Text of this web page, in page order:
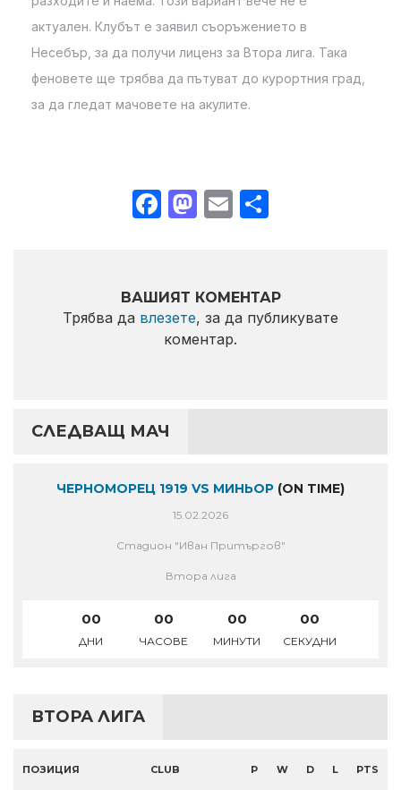
актуален. Клубът е заявил съоръжението в
Несебър, за да получи лиценз за Втора лига. Така
феновете ще трябва да пътуват до курортния град,
за да гледат мачовете на акулите.
Facebook
Mastodon
Email
ВАШИЯТ КОМЕНТАР
Трябва да влезете, за да публикувате
коментар.
СЛЕДВАЩ МАЧ
ЧЕРНОМОРЕЦ 1919 VS МИНЬОР (ON TIME)
15.02.2026
Стадион "Иван Притъргов"
Втора лига
00
ДНИ
00
ЧАСОВЕ
00
МИНУТИ
00
СЕКУДНИ
ВТОРА ЛИГА
ПОЗИЦИЯ CLUB P W D L PTS